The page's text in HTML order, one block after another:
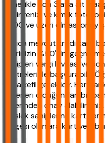
genellikle son 3 aya ait
bildirgenizi ve kimlik
1.000 ve üzeri olması onay
Ayrıca mevcut kredi kartı
gelirinizin %50'sini
sahipleri vergi levhası ve
ekstreleriyle başvurabilir.
veya kefil gereklidir. Her
kriterleri olduğundan bir
diğerinden onay
meslek sahiplerine kart
belgesi olanlara kart